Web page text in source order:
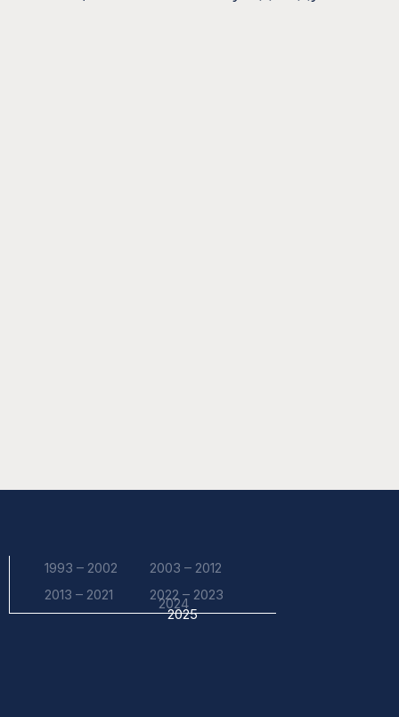
2022 – 2023
2024
2025
2013 – 2021
2003 – 2012
1993 – 2002